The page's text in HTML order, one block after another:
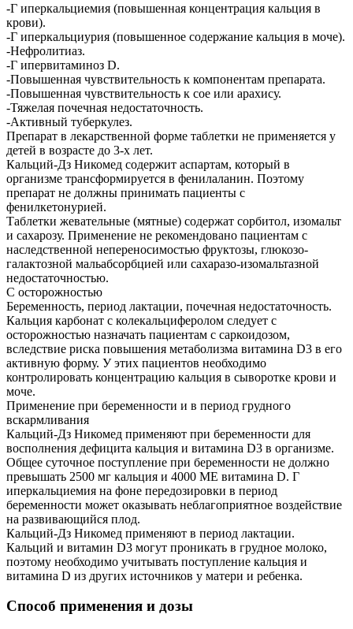
-Г иперкальциемия (повышенная концентрация кальция в
крови).
-Г иперкальциурия (повышенное содержание кальция в моче).
-Нефролитиаз.
-Г ипервитаминоз D.
-Повышенная чувствительность к компонентам препарата.
-Повышенная чувствительность к сое или арахису.
-Тяжелая почечная недостаточность.
-Активный туберкулез.
Препарат в лекарственной форме таблетки не применяется у
детей в возрасте до 3-х лет.
Кальций-Дз Никомед содержит аспартам, который в
организме трансформируется в фенилаланин. Поэтому
препарат не должны принимать пациенты с
фенилкетонурией.
Таблетки жевательные (мятные) содержат сорбитол, изомальт
и сахарозу. Применение не рекомендовано пациентам с
наследственной непереносимостью фруктозы, глюкозо-
галактозной мальабсорбцией или сахаразо-изомальтазной
недостаточностью.
С осторожностью
Беременность, период лактации, почечная недостаточность.
Кальция карбонат с колекальциферолом следует с
осторожностью назначать пациентам с саркоидозом,
вследствие риска повышения метаболизма витамина D3 в его
активную форму. У этих пациентов необходимо
контролировать концентрацию кальция в сыворотке крови и
моче.
Применение при беременности и в период грудного
вскармливания
Кальций-Дз Никомед применяют при беременности для
восполнения дефицита кальция и витамина D3 в организме.
Общее суточное поступление при беременности не должно
превышать 2500 мг кальция и 4000 ME витамина D. Г
иперкальциемия на фоне передозировки в период
беременности может оказывать неблагоприятное воздействие
на развивающийся плод.
Кальций-Дз Никомед применяют в период лактации.
Кальций и витамин D3 могут проникать в грудное молоко,
поэтому необходимо учитывать поступление кальция и
витамина D из других источников у матери и ребенка.
Способ применения и дозы